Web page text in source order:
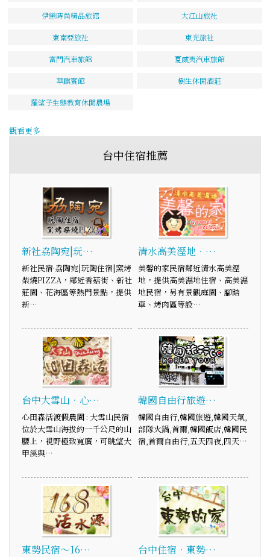
伊戀時尚精品旅館 大江山旅社
東南亞旅社 東光旅社
富門汽車旅館 夏威夷汽車旅館
華麒賓館 樹生休閒酒莊
羅望子生態教育休閒農場
觀看更多
台中住宿推薦
新社劦陶宛|玩…
新社民宿·劦陶宛|玩陶住宿|窯烤
柴燒PIZZA，鄰近香菇街、新社
莊園、花海區等熱門景點，提供
新…
清水高美溼地．…
美馨的家民宿鄰近清水高美溼
地，提供高美濕地住宿、高美濕
地民宿，另有景觀庭園、腳踏
車、烤肉區等設…
台中大雪山‧心…
心田森活渡假農園 : 大雪山民宿
位於大雪山海拔約一千公尺的山
腰上，視野極致寬廣，可眺望大
甲溪與…
韓國自由行旅遊…
韓國自由行,韓國旅遊,韓國天氣,
部隊火鍋,首爾,韓國飯店,韓國民
宿,首爾自由行,五天四夜,四天…
東勢民宿～16… 台中住宿．東勢…